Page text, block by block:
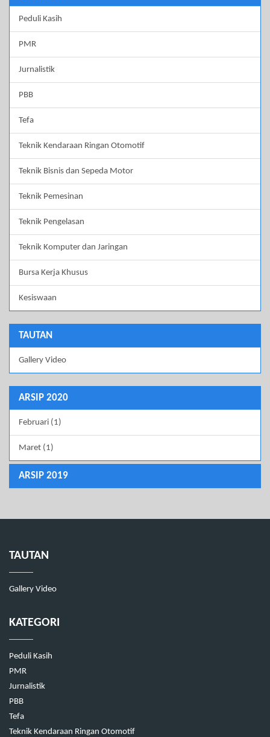
Peduli Kasih
PMR
Jurnalistik
PBB
Tefa
Teknik Kendaraan Ringan Otomotif
Teknik Bisnis dan Sepeda Motor
Teknik Pemesinan
Teknik Pengelasan
Teknik Komputer dan Jaringan
Bursa Kerja Khusus
Kesiswaan
TAUTAN
Gallery Video
ARSIP 2020
Februari (1)
Maret (1)
ARSIP 2019
TAUTAN
Gallery Video
KATEGORI
Peduli Kasih
PMR
Jurnalistik
PBB
Tefa
Teknik Kendaraan Ringan Otomotif